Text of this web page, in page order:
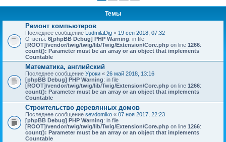
Темы
Ремонт компьютеров
Последнее сообщение LudmilaDig « 19 сен 2018, 07:32
Ответы: 6[phpBB Debug] PHP Warning: in file
[ROOT]/vendor/twig/twig/lib/Twig/Extension/Core.php on line 1266:
count(): Parameter must be an array or an object that implements
Countable
Математика, английский
Последнее сообщение Уроки « 26 май 2018, 13:16
[phpBB Debug] PHP Warning: in file
[ROOT]/vendor/twig/twig/lib/Twig/Extension/Core.php on line 1266:
count(): Parameter must be an array or an object that implements
Countable
Строительство деревянных домов
Последнее сообщение sevdomiko « 07 ноя 2017, 22:23
[phpBB Debug] PHP Warning: in file
[ROOT]/vendor/twig/twig/lib/Twig/Extension/Core.php on line 1266:
count(): Parameter must be an array or an object that implements
Countable